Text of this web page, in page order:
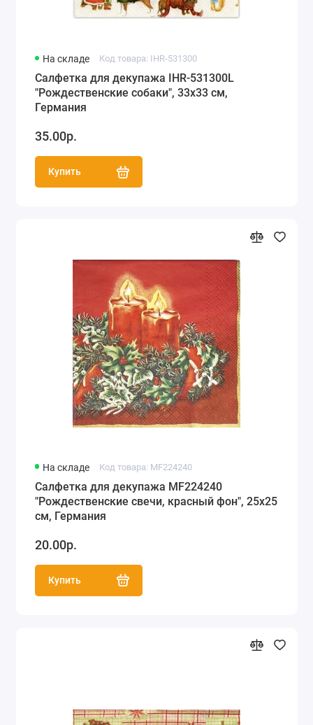
На складе Код товара: IHR-531300
Салфетка для декупажа IHR-531300L
"Рождественские собаки", 33х33 см,
Германия
35.00р.
Купить
На складе Код товара: MF224240
Салфетка для декупажа MF224240
"Рождественские свечи, красный фон", 25х25
см, Германия
20.00р.
Купить